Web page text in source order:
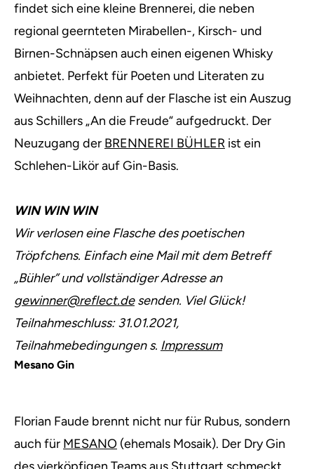
findet sich eine kleine Brennerei, die neben
regional geernteten Mirabellen-, Kirsch- und
Birnen-Schnäpsen auch einen eigenen Whisky
anbietet. Perfekt für Poeten und Literaten zu
Weihnachten, denn auf der Flasche ist ein Auszug
aus Schillers „An die Freude“ aufgedruckt. Der
Neuzugang der BRENNEREI BÜHLER ist ein
Schlehen-Likör auf Gin-Basis.
WIN WIN WIN
Wir verlosen eine Flasche des poetischen
Tröpfchens. Einfach eine Mail mit dem Betreff
„Bühler” und vollständiger Adresse an
gewinner@reflect.desenden. Viel Glück!
Teilnahmeschluss: 31.01.2021,
Teilnahmebedingungen s. Impressum
Mesano Gin
Florian Faude brennt nicht nur für Rubus, sondern
auch für MESANO (ehemals Mosaik). Der Dry Gin